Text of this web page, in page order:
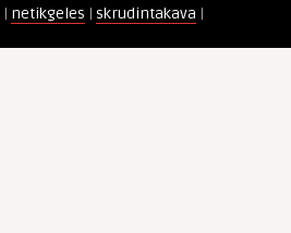
| netikgeles | skrudintakava |